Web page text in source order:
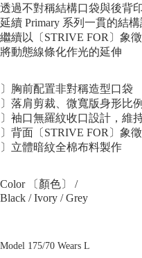
透過不對稱結構口袋與後背
延續 Primary 系列一貫的結構
繼續以〔STRIVE FOR〕象
將動態線條化作光的延伸
〕胸前配置非對稱造型口袋
〕落肩剪裁、微寬版身形比例
〕袖口無羅紋收口設計，維
〕背面〔STRIVE FOR〕象
〕立體暗紋全棉布料製作
Color 〔顏色〕 /
Black / Ivory / Grey
Model 175/70 Wears L